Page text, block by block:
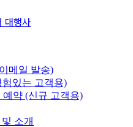
메일 발송)
험있는 고객용)
약 (신규 고객용)
소개